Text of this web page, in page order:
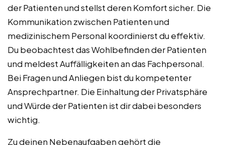
der Patienten und stellst deren Komfort sicher. Die
Kommunikation zwischen Patienten und
medizinischem Personal koordinierst du effektiv.
Du beobachtest das Wohlbefinden der Patienten
und meldest Auffälligkeiten an das Fachpersonal.
Bei Fragen und Anliegen bist du kompetenter
Ansprechpartner. Die Einhaltung der Privatsphäre
und Würde der Patienten ist dir dabei besonders
wichtig.
Zu deinen Nebenaufgaben gehört die